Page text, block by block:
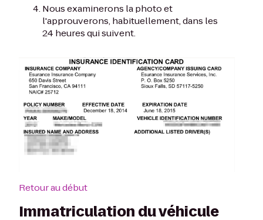
Nous examinerons la photo et
l'approuverons, habituellement, dans les
24 heures qui suivent.
Retour au début
Immatriculation du véhicule